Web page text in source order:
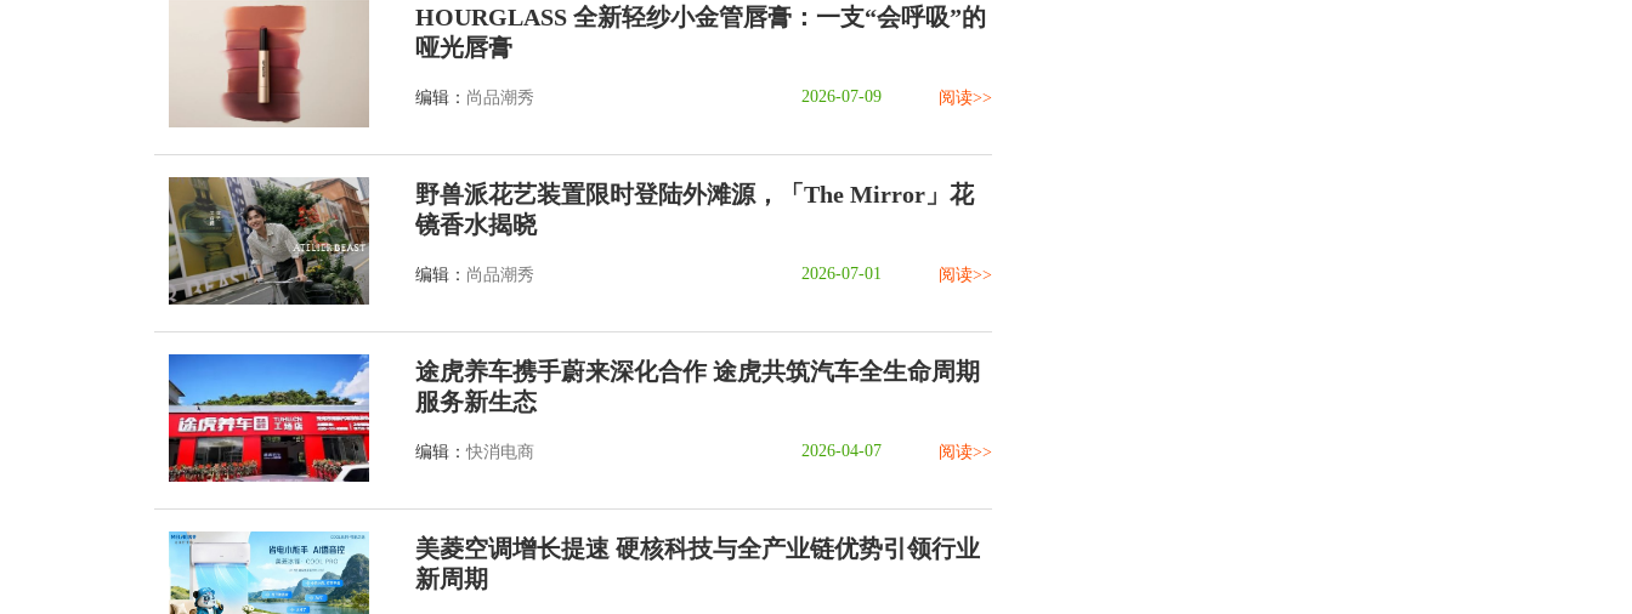
HOURGLASS 全新轻纱小金管唇膏：一支“会呼吸”的
哑光唇膏
编辑： 尚品潮秀 2026-07-09 阅读>>
野兽派花艺装置限时登陆外滩源，「The Mirror」花
镜香水揭晓
编辑： 尚品潮秀 2026-07-01 阅读>>
途虎养车携手蔚来深化合作 途虎共筑汽车全生命周期
服务新生态
编辑：快消电商 2026-04-07 阅读>>
美菱空调增长提速 硬核科技与全产业链优势引领行业
新周期